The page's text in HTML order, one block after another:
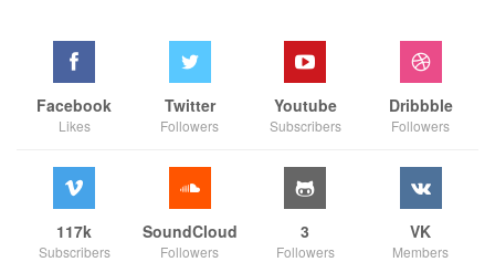
Facebook
Likes
Twitter
Followers
Youtube
Subscribers
Dribbble
Followers
117k
Subscribers
SoundCloud
Followers
3
Followers
VK
Members